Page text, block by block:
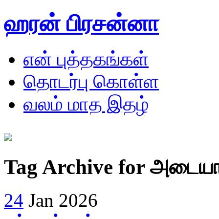
ஹரன் பிரசன்னா
என் புத்தகங்கள்
தொடர்பு கொள்ள
வலம் மாத இதழ்
Tag Archive for
24 Jan 2026